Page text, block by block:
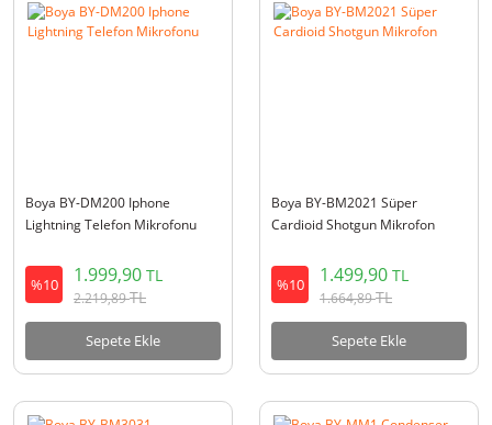
Boya BY-DM200 Iphone
Lightning Telefon Mikrofonu
%10 1.999,90 TL
2.219,89TL
Sepete Ekle
Boya BY-BM2021 Süper
Cardioid Shotgun Mikrofon
%10 1.499,90 TL
1.664,89TL
Sepete Ekle